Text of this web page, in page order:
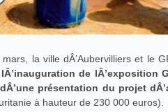
la ville dÂ’Aubervilliers et le
lÂ’inauguration de lÂ’exposition
présentation du projet
à hauteur de 230 000 euros).